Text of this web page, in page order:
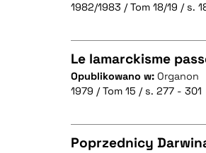
1982/1983 / Tom 18/19 / s.
CZYSTY TEKST
Le lamarckisme
Opublikowano w: Organon
1979 / Tom 15 / s. 277 - 301
Poprzednicy